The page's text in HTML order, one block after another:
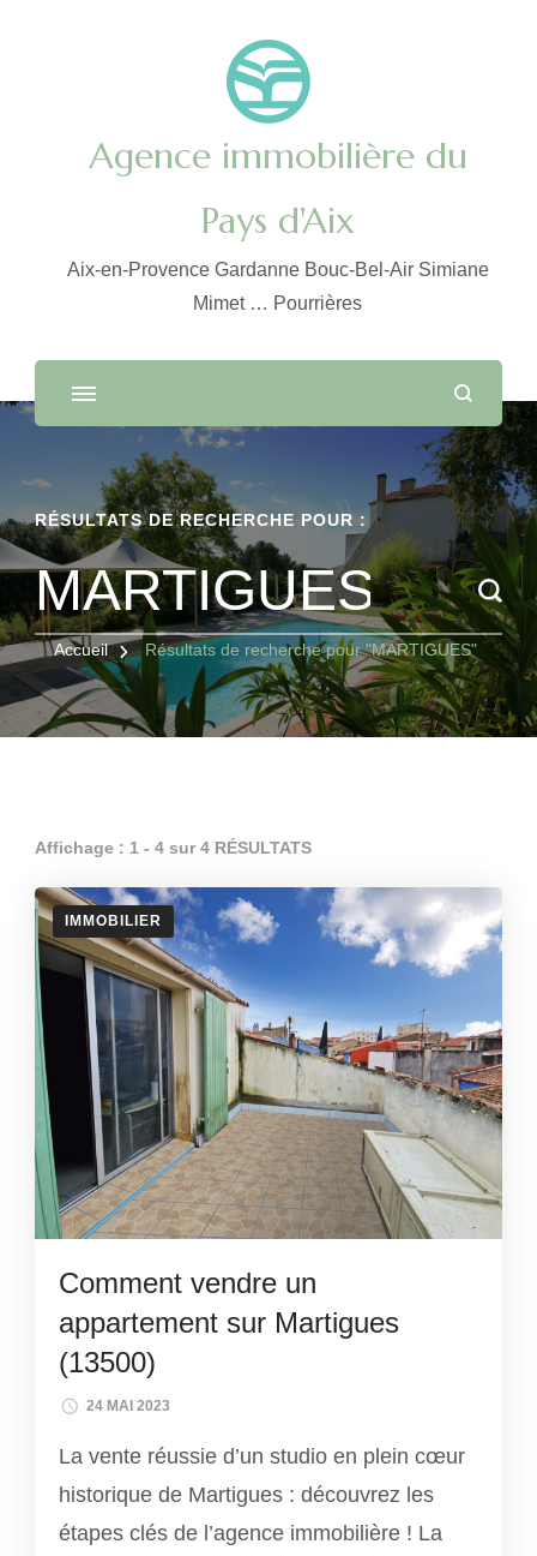
Agence immobilière du
Pays d'Aix
Aix-en-Provence Gardanne Bouc-Bel-Air Simiane
Mimet … Pourrières
RÉSULTATS DE RECHERCHE POUR :
Recherche
pour
:
Accueil Résultats de recherche pour "MARTIGUES"
Affichage : 1 - 4 sur 4 RÉSULTATS
IMMOBILIER
Comment vendre un
appartement sur Martigues
(13500)
24 MAI 2023
La vente réussie d’un studio en plein cœur
historique de Martigues : découvrez les
étapes clés de l’agence immobilière ! La